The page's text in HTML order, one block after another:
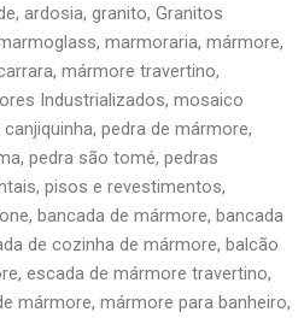
ardosia, granito, Granitos
marmoraria, mármore,
mármore travertino,
Industrializados, mosaico
pedra de mármore,
pedra são tomé, pedras
pisos e revestimentos,
bancada de mármore, bancada
de cozinha de mármore, balcão
escada de mármore travertino,
mármore, mármore para banheiro,